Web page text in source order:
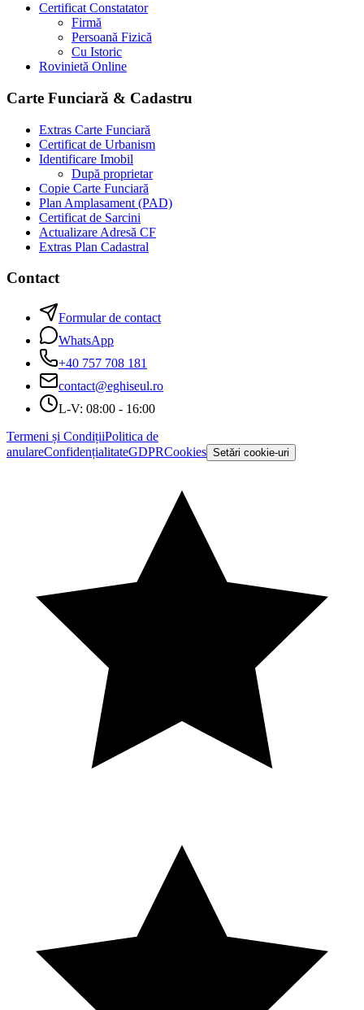
Certificat Constatator
Firmă
Persoană Fizică
Cu Istoric
Rovinietă Online
Carte Funciară & Cadastru
Extras Carte Funciară
Certificat de Urbanism
Identificare Imobil
După proprietar
Copie Carte Funciară
Plan Amplasament (PAD)
Certificat de Sarcini
Actualizare Adresă CF
Extras Plan Cadastral
Contact
Formular de contact
WhatsApp
+40 757 708 181
contact@eghiseul.ro
L-V: 08:00 - 16:00
Termeni și CondițiiPolitica de
anulareConfidențialitateGDPRCookies Setări cookie-uri